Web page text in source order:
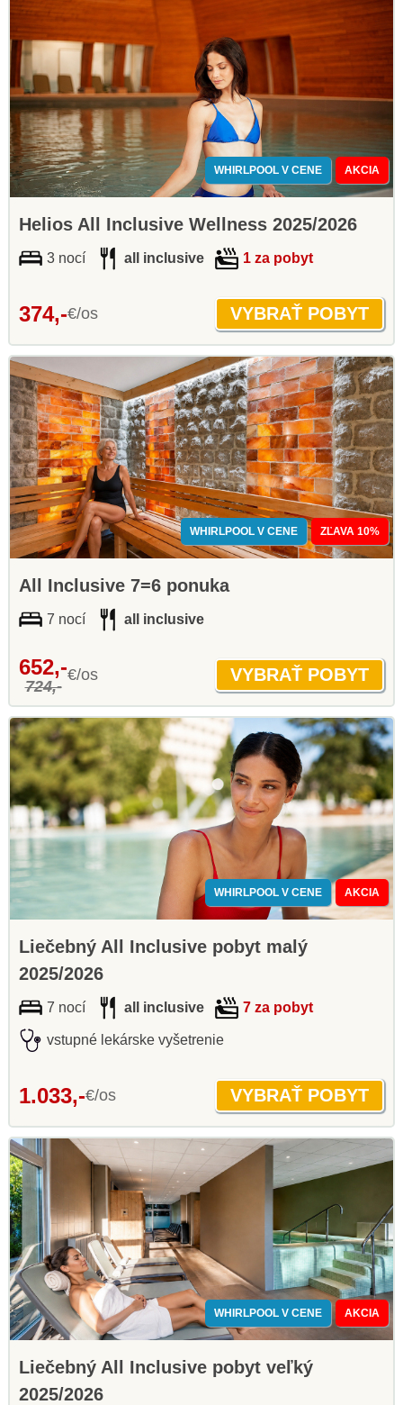
WHIRLPOOL V CENE AKCIA
Helios All Inclusive Wellness 2025/2026
3 nocí all inclusive 1 za pobyt
374,-€/os
WHIRLPOOL V CENE ZĽAVA 10%
All Inclusive 7=6 ponuka
7 nocí all inclusive
652,-
724,-
€/os
WHIRLPOOL V CENE AKCIA
Liečebný All Inclusive pobyt malý
2025/2026
7 nocí all inclusive 7 za pobyt
vstupné lekárske vyšetrenie
1.033,-€/os
WHIRLPOOL V CENE AKCIA
Liečebný All Inclusive pobyt veľký
2025/2026